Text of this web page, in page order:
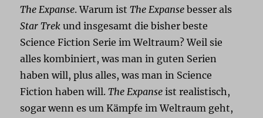
The Expanse. Warum istThe Expanse besser als
Star Trek und insgesamt die bisher beste
Science Fiction Serie im Weltraum? Weil sie
alles kombiniert, was man in guten Serien
haben will, plus alles, was man in Science
Fiction haben will.The Expanse ist realistisch,
sogar wenn es um Kämpfe im Weltraum geht,